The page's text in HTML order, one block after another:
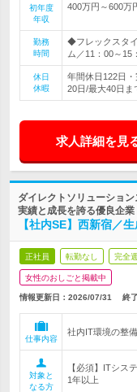
初年度
年収
400万円～600万
勤務
時間
◆フレックスタ
ム／11：00～15
休日
休暇
年間休日122日
20日/最大40日ま
求人詳細を見
ダイレクトソリューショ
実績と成長を誇る優良企業
【社内SE】西新宿／
正社員 転勤なし 完全
女性のおしごと掲載中
情報更新日：2026/07/31 終
仕事内容
社内IT環境の整
対象と
なる方
【必須】ITシス
1年以上